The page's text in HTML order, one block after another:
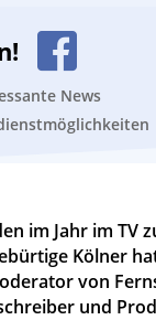
News
im Jahr im TV
Kölner
von
und